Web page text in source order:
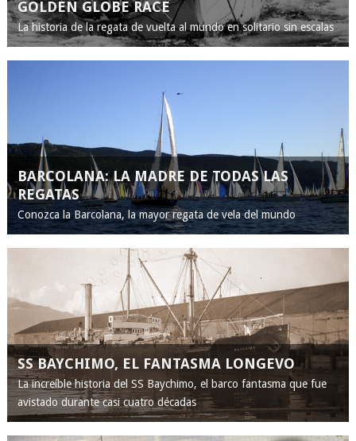
GOLDEN GLOBE RACE
La historia de la regata de vuelta al mundo en solitario sin escalas
BARCOLANA: LA MADRE DE TODAS LAS
REGATAS
Conozca la Barcolana, la mayor regata de vela del mundo
SS BAYCHIMO, EL FANTASMA LONGEVO
La increíble historia del SS Baychimo, el barco fantasma que fue
avistado durante casi cuatro décadas